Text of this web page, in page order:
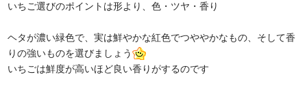
いちご選びのポイントは形より、色・ツヤ・香り
ヘタが濃い緑色で、実は鮮やかな紅色でつややかなもの、そして香
りの強いものを選びましょう
いちごは鮮度が高いほど良い香りがするのです